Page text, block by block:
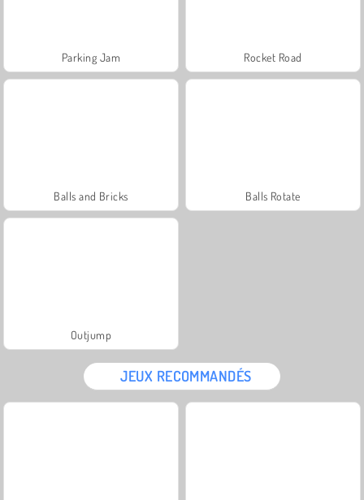
Parking Jam Rocket Road
Balls and Bricks Balls Rotate
Outjump
JEUX RECOMMANDÉS